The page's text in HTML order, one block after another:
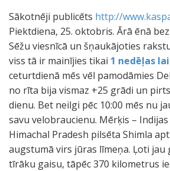
Sākotnēji publicēts http://
Piektdiena, 25. oktobris. Ārā ēnā
Sēžu viesnīcā un šņaukājoties
viss tā ir mainījies tikai 1 nedēļas
ceturtdienā mēs vēl pamodāmies
no rīta bija vismaz +25 grādi un
dienu. Bet neilgi pēc 10:00 mēs nu
savu velobraucienu. Mērķis –
Himachal Pradesh pilsēta Shimla
augstumā virs jūras līmeņa. Ļoti jau
tīrāku gaisu, tāpēc 370 kilometrus